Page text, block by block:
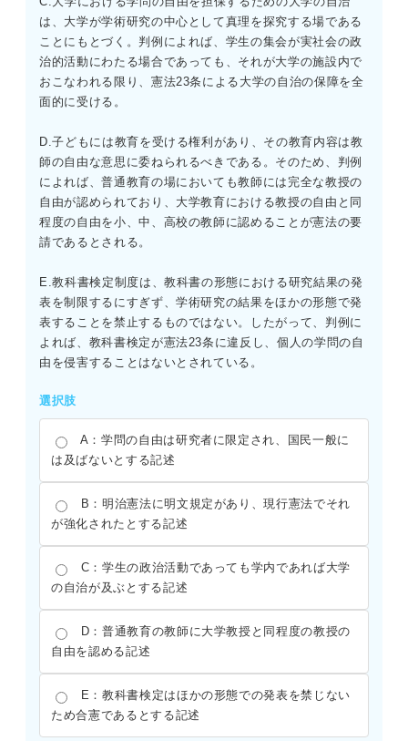
は、大学が学術研究の中心として真理を探究する場である
ことにもとづく。判例によれば、学生の集会が実社会の政
治的活動にわたる場合であっても、それが大学の施設内で
おこなわれる限り、憲法23条による大学の自治の保障を全
面的に受ける。
D.子どもには教育を受ける権利があり、その教育内容は教
師の自由な意思に委ねられるべきである。そのため、判例
によれば、普通教育の場においても教師には完全な教授の
自由が認められており、大学教育における教授の自由と同
程度の自由を小、中、高校の教師に認めることが憲法の要
請であるとされる。
E.教科書検定制度は、教科書の形態における研究結果の発
表を制限するにすぎず、学術研究の結果をほかの形態で発
表することを禁止するものではない。したがって、判例に
よれば、教科書検定が憲法23条に違反し、個人の学問の自
由を侵害することはないとされている。
選択肢
A：学問の自由は研究者に限定され、国民一般に
は及ばないとする記述
B：明治憲法に明文規定があり、現行憲法でそれ
が強化されたとする記述
C：学生の政治活動であっても学内であれば大学
の自治が及ぶとする記述
D：普通教育の教師に大学教授と同程度の教授の
自由を認める記述
E：教科書検定はほかの形態での発表を禁じない
ため合憲であるとする記述